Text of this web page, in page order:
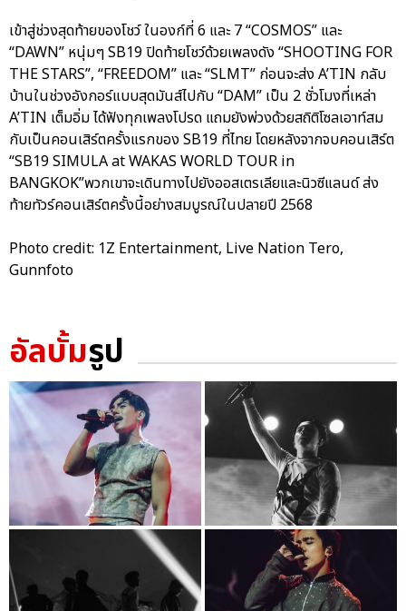
เข้าสู่ช่วงสุดท้ายของโชว์ ในองก์ที่ 6 และ 7 “COSMOS” และ
“DAWN” หนุ่มๆ SB19 ปิดท้ายโชว์ด้วยเพลงดัง “SHOOTING FOR
THE STARS”, “FREEDOM” และ “SLMT” ก่อนจะส่ง A’TIN กลับ
บ้านในช่วงอังกอร์แบบสุดมันส์ไปกับ “DAM” เป็น 2 ชั่วโมงที่เหล่า
A’TIN เต็มอิ่ม ได้ฟังทุกเพลงโปรด แถมยังพ่วงด้วยสถิติโซลเอาท์สม
กับเป็นคอนเสิร์ตครั้งแรกของ SB19 ที่ไทย โดยหลังจากจบคอนเสิร์ต
“SB19 SIMULA at WAKAS WORLD TOUR in
BANGKOK”พวกเขาจะเดินทางไปยังออสเตรเลียและนิวซีแลนด์ ส่ง
ท้ายทัวร์คอนเสิร์ตครั้งนี้อย่างสมบูรณ์ในปลายปี 2568
Photo credit: 1Z Entertainment, Live Nation Tero,
Gunnfoto
อัลบั้มรูป